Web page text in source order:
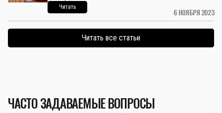
6 НОЯБРЯ 2023
Читать
Читать все статьи
ЧАСТО ЗАДАВАЕМЫЕ ВОПРОСЫ